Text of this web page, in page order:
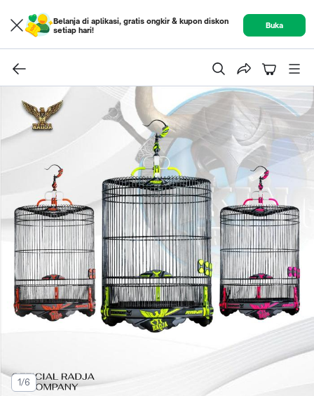
Belanja di aplikasi, gratis ongkir & kupon diskon
setiap hari!
Buka
1/6